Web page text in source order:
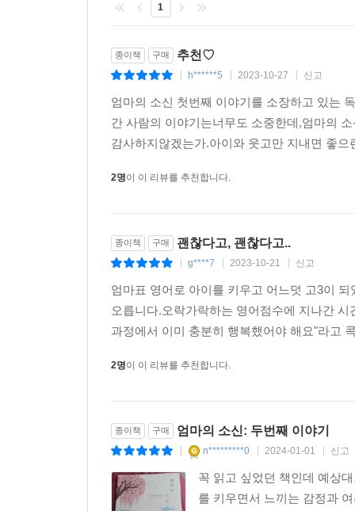
1
종이책 구매 추천♡
h******5 2023-10-27 신고
엄마의 소신 첫번째 이야기를 소장하고 있는
간 사람의 이야기는너무도 소중한데,엄마의
감사하지않겠는가.아이와 웃고만 지내면 좋
2명이 이 리뷰를 추천합니다.
종이책 구매 괜찮다고, 괜찮다고..
g****7 2023-10-21 신고
엄마표 영어로 아이를 키우고 어느덧 고3이
오릅니다.오락가락하는 영어점수에 지나간
과정에서 이미 충분히 행복했어야 해요"라고
2명이 이 리뷰를 추천합니다.
종이책 구매 엄마의 소신: 두번째 이야기
n*********0 2024-01-01 신고
꼭 읽고 싶었던 책인데 예상
를 키우면서 느끼는 감정과